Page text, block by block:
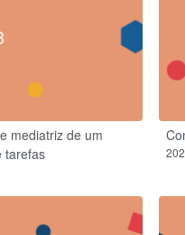
mediatriz de um
tarefas